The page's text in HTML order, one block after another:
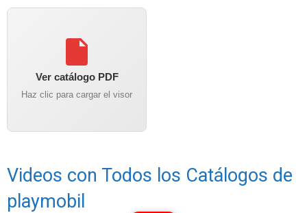
Ver catálogo PDF
Haz clic para cargar el visor
Videos con Todos los Catálogos de
playmobil